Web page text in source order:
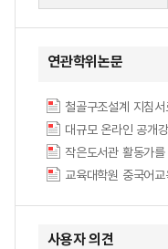
연관학위논문
철골구조설계 지침
대규모 온라인 공
작은도서관 활동가
교육대학원 중국어
사용자 의견